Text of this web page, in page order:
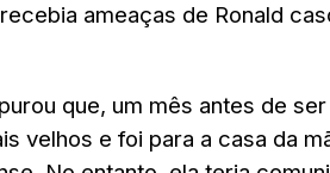
ameaças de Ronald
que, um mês antes de
velhos e foi para a casa da